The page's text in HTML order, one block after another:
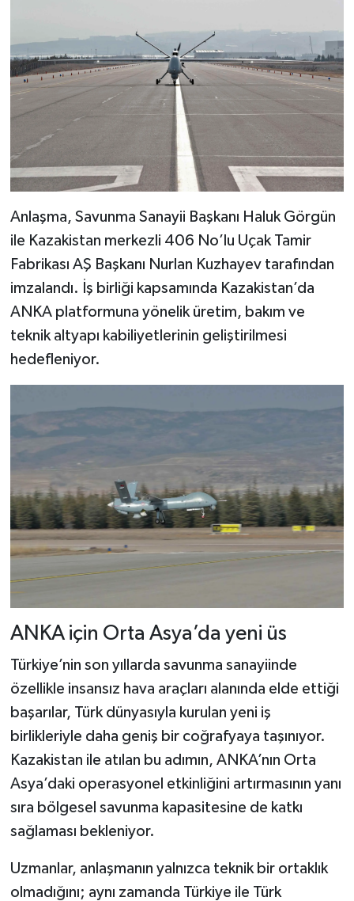
Anlaşma, Savunma Sanayii Başkanı Haluk Görgün
ile Kazakistan merkezli 406 No’lu Uçak Tamir
Fabrikası AŞ Başkanı Nurlan Kuzhayev tarafından
imzalandı. İş birliği kapsamında Kazakistan’da
ANKA platformuna yönelik üretim, bakım ve
teknik altyapı kabiliyetlerinin geliştirilmesi
hedefleniyor.
ANKA için Orta Asya’da yeni üs
Türkiye’nin son yıllarda savunma sanayiinde
özellikle insansız hava araçları alanında elde ettiği
başarılar, Türk dünyasıyla kurulan yeni iş
birlikleriyle daha geniş bir coğrafyaya taşınıyor.
Kazakistan ile atılan bu adımın, ANKA’nın Orta
Asya’daki operasyonel etkinliğini artırmasının yanı
sıra bölgesel savunma kapasitesine de katkı
sağlaması bekleniyor.
Uzmanlar, anlaşmanın yalnızca teknik bir ortaklık
olmadığını; aynı zamanda Türkiye ile Türk